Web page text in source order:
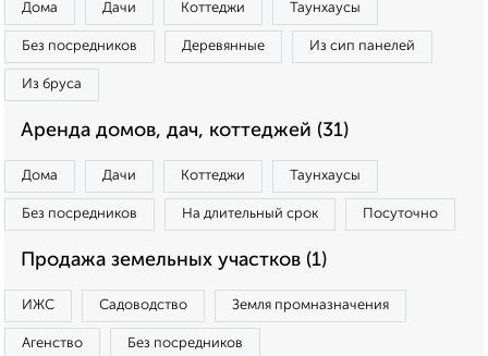
Дома Дачи Коттеджи Таунхаусы
Без посредников Деревянные Из сип панелей
Из бруса
Аренда домов, дач, коттеджей (31)
Дома Дачи Коттеджи Таунхаусы
Без посредников На длительный срок Посуточно
Продажа земельных участков (1)
ИЖС Садоводство Земля промназначения
Агенство Без посредников